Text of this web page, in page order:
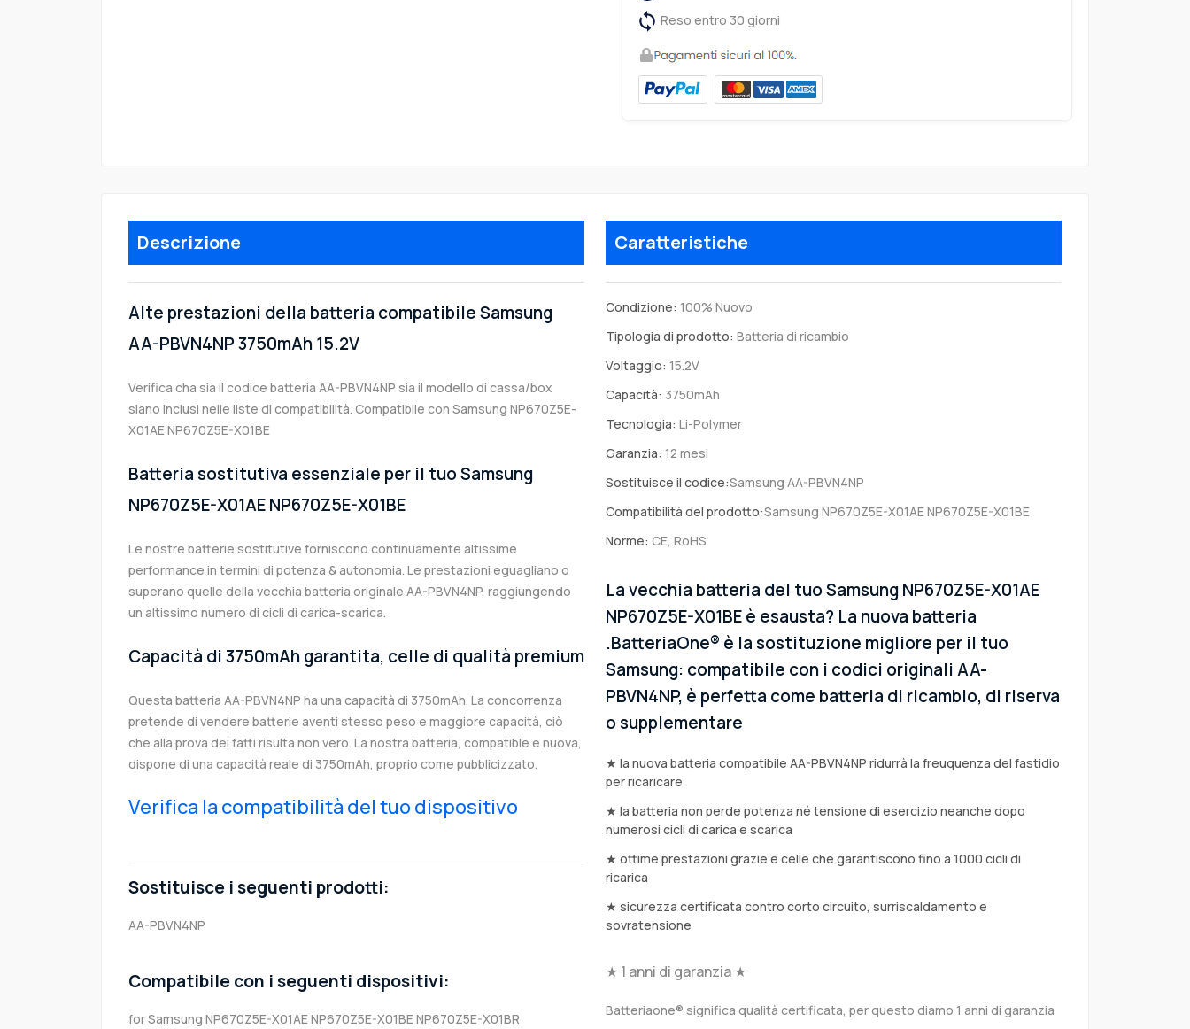
Reso entro 30 giorni
Descrizione
Alte prestazioni della batteria compatibile Samsung
AA-PBVN4NP 3750mAh 15.2V
Verifica cha sia il codice batteria AA-PBVN4NP sia il modello di cassa/box
siano inclusi nelle liste di compatibilità. Compatibile con Samsung NP670Z5E-
X01AE NP670Z5E-X01BE
Batteria sostitutiva essenziale per il tuo Samsung
NP670Z5E-X01AE NP670Z5E-X01BE
Le nostre batterie sostitutive forniscono continuamente altissime
performance in termini di potenza & autonomia. Le prestazioni eguagliano o
superano quelle della vecchia batteria originale AA-PBVN4NP, raggiungendo
un altissimo numero di cicli di carica-scarica.
Capacità di 3750mAh garantita, celle di qualità premium
Questa batteria AA-PBVN4NP ha una capacità di 3750mAh. La concorrenza
pretende di vendere batterie aventi stesso peso e maggiore capacità, ciò
che alla prova dei fatti risulta non vero. La nostra batteria, compatible e nuova,
dispone di una capacità reale di 3750mAh, proprio come pubblicizzato.
Verifica la compatibilità del tuo dispositivo
Sostituisce i seguenti prodotti:
AA-PBVN4NP
Compatibile con i seguenti dispositivi:
for Samsung NP670Z5E-X01AE NP670Z5E-X01BE NP670Z5E-X01BR
Caratteristiche
Condizione: 100% Nuovo
Tipologia di prodotto: Batteria di ricambio
Voltaggio: 15.2V
Capacità: 3750mAh
Tecnologia: Li-Polymer
Garanzia: 12 mesi
Sostituisce il codice:Samsung AA-PBVN4NP
Compatibilità del prodotto:Samsung NP670Z5E-X01AE NP670Z5E-X01BE
Norme: CE, RoHS
La vecchia batteria del tuo Samsung NP670Z5E-X01AE
NP670Z5E-X01BE è esausta? La nuova batteria
.BatteriaOne® è la sostituzione migliore per il tuo
Samsung: compatibile con i codici originali AA-
PBVN4NP, è perfetta come batteria di ricambio, di riserva
o supplementare
★ la nuova batteria compatibile AA-PBVN4NP ridurrà la freuquenza del fastidio
per ricaricare
★ la batteria non perde potenza né tensione di esercizio neanche dopo
numerosi cicli di carica e scarica
★ ottime prestazioni grazie e celle che garantiscono fino a 1000 cicli di
ricarica
★ sicurezza certificata contro corto circuito, surriscaldamento e
sovratensione
★ 1 anni di garanzia ★
Batteriaone® significa qualità certificata, per questo diamo 1 anni di garanzia